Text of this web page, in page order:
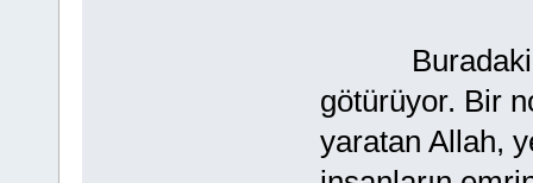
Buradaki
götürüyor. Bir
yaratan Allah,